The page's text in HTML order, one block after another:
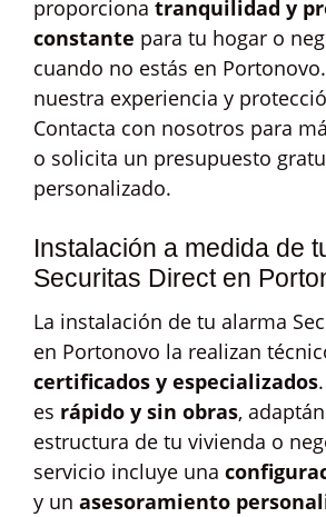
proporciona tranquilidad y
constante para tu hogar o
cuando no estás en
nuestra experiencia y
Contacta con nosotros para
o solicita un presupuesto
personalizado.
Instalación a medida de
Securitas Direct en
La instalación de tu alarma
en Portonovo la realizan
certificados y especializados
es rápido y sin obras,
estructura de tu vivienda o
servicio incluye una
y un asesoramiento